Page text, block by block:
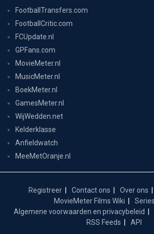
FootballTransfers.com
FootballCritic.com
FCUpdate.nl
GPFans.com
MovieMeter.nl
MusicMeter.nl
BoekMeter.nl
GamesMeter.nl
WijWedden.net
Kelderklasse
Anfieldwatch
MeeMetOranje.nl
Registreer Contact ons Over ons
MovieMeter Films Wiki
Algemene voorwaarden en privacybeleid
RSS Feeds
API